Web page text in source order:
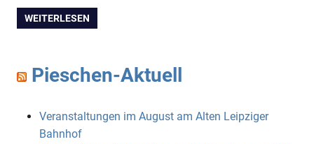
WEITERLESEN
Pieschen-Aktuell
Veranstaltungen im August am Alten Leipziger
Bahnhof